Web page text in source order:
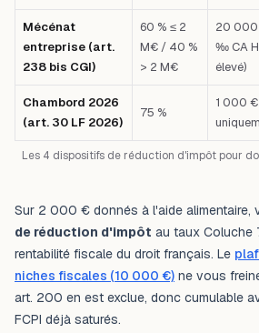
Les 4 dispositifs de réduction d'impôt pour
Mécénat
entreprise (art.
238 bis CGI)
60 % ≤ 2
M€ / 40 %
> 2 M€
20 000
‰ CA
élevé)
Chambord 2026
(art. 30 LF 2026)
75 %
1 000
Sur 2 000 € donnés à l'aide alimentaire,
de réduction d'impôt au taux Coluche
rentabilité fiscale du droit français. Le
niches fiscales (10 000 €) ne vous
art. 200 en est exclue, donc cumulable
FCPI déjà saturés.